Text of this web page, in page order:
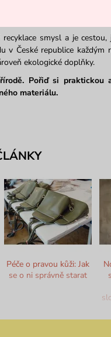
Recyklace
smysl a je
v České republice každým
ekologické doplňky.
Pořiď si praktickou
materiálu.
Péče o pravou kůži: Jak
se o ni správně starat